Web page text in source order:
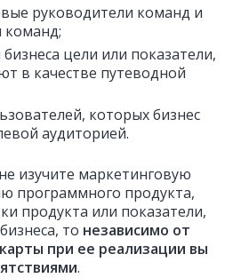
руководители команд и
команд;
цели или показатели,
в качестве путеводной
которых бизнес
аудиторией.
изучите маркетинговую
программного продукта,
продукта или показатели,
то независимо от
при ее реализации вы
.